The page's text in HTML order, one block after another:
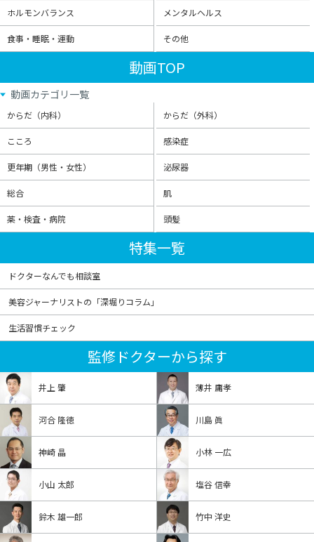
ホルモンバランス メンタルヘルス
食事・睡眠・運動 その他
動画TOP
動画カテゴリ一覧
からだ（内科） からだ（外科）
こころ 感染症
更年期（男性・女性） 泌尿器
総合 肌
薬・検査・病院 頭髪
特集一覧
ドクターなんでも相談室
美容ジャーナリストの「深堀りコラム」
生活習慣チェック
監修ドクターから探す
井上 肇 薄井 庸孝
河合 隆徳 川島 眞
神崎 晶 小林 一広
小山 太郎 塩谷 信幸
鈴木 雄一郎 竹中 洋史